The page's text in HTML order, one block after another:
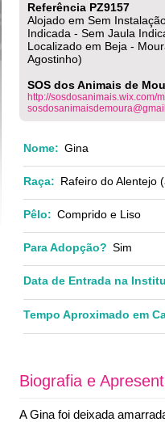
Referência PZ9157
Alojado em Sem
Indicada - Sem Jaula
Localizado em Beja -
Agostinho)
SOS dos Animais de
http://sosdosanimais.wix.com/
Nome: Gina
Raça: Rafeiro do Alentejo
Pêlo: Comprido e Liso
Para Adopção? Sim
Data de Entrada na
Tempo Aproximado em
Biografia e
A Gina foi deixada